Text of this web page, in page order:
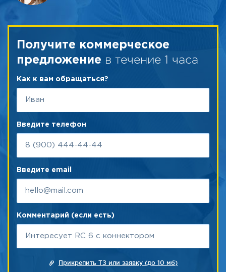
Получите коммерческое
предложение в течение 1 часа
Как к вам обращаться?
Введите телефон
Введите email
Комментарий (если есть)
Прикрепить ТЗ или заявку (до 10 мб)